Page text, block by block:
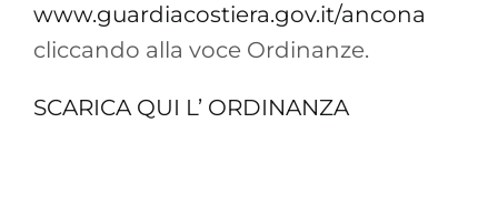
www.guardiacostiera.gov.it/ancona
cliccando alla voce Ordinanze.
SCARICA QUI L’ ORDINANZA